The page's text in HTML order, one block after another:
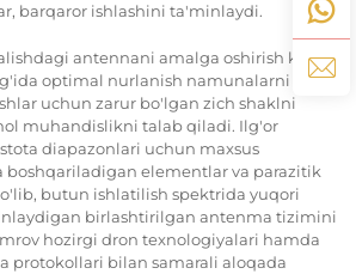
barqaror ishlashini ta'minlaydi.
antennani amalga oshirish keng
optimal nurlanish namunalarni
uchun zarur bo'lgan zich shaklni
muhandislikni talab qiladi. Ilg'or
diapazonlari uchun maxsus
boshqariladigan elementlar va parazitik
butun ishlatilish spektrida yuqori
birlashtirilgan antenma tizimini
hozirgi dron texnologiyalari hamda
protokollari bilan samarali aloqada